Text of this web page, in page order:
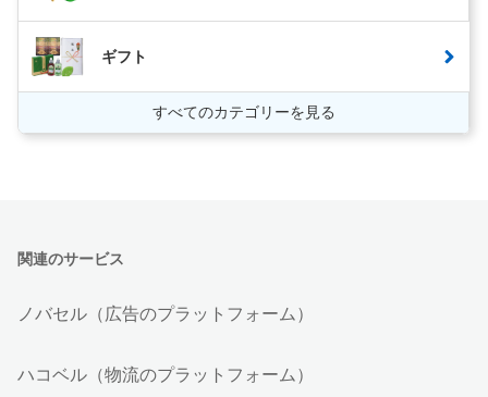
ギフト
すべてのカテゴリーを見る
関連のサービス
ノバセル（広告のプラットフォーム）
ハコベル（物流のプラットフォーム）